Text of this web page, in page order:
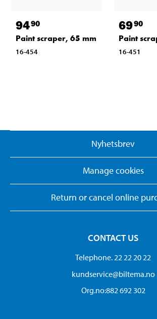
9490
Paint scraper, 65 mm
16-454
6990
Paint
16-451
Nyhetsbrev
Manage cookies
Return or cancel online
CONTACT US
Telephone. 22 22 20 22
kundservice@biltema.no
Org.no:882 692 302